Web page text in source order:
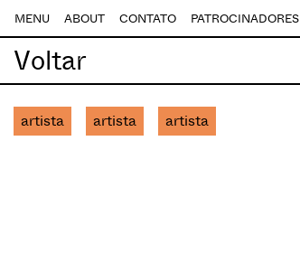
MENU ABOUT CONTATO PATROCINADORES
Voltar
artista artista artista